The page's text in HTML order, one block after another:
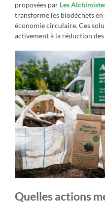
proposées par Les
transforme les biodéchets
économie circulaire. Ces
activement à la réduction
Quelles actions